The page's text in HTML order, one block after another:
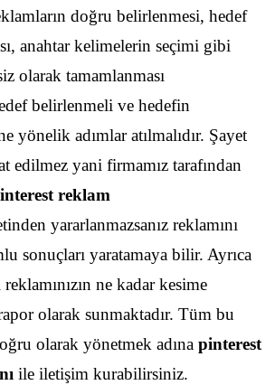
doğru belirlenmesi, hedef
anahtar kelimelerin seçimi gibi
olarak tamamlanması
belirlenmeli ve hedefin
yönelik adımlar atılmalıdır. Şayet
edilmez yani firmamız tarafından
reklam
yararlanmazsanız reklamını
sonuçları yaratamaya bilir. Ayrıca
ne kadar kesime
olarak sunmaktadır. Tüm bu
olarak yönetmek adına pinterest
ile iletişim kurabilirsiniz.